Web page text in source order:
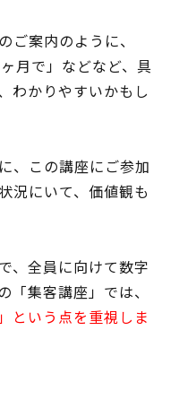
ご案内のように、
月で」などなど、具
わかりやすいかもし
、この講座にご参加
況にいて、価値観も
、全員に向けて数字
「集客講座」では、
という点を重視しま